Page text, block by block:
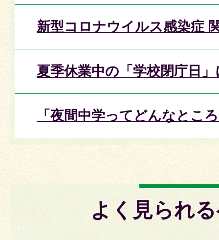
新型コロナウイルス感染症
夏季休業中の「学校閉庁日
「夜間中学ってどんなとこ
よく見られ